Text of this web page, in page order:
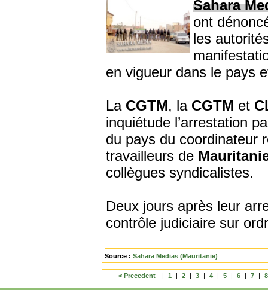
Sahara
ont
les
en vigueur dans le pays
La CGTM, la CGTM et
inquiétude l’arrestation
du pays du coordinateur
travailleurs de
collègues syndicalistes.
Deux jours après leur
contrôle judiciaire sur
Source : Sahara Medias (Mauritanie)
< Precedent | 1 | 2 | 3 | 4 | 5 | 6 | 7 | 8